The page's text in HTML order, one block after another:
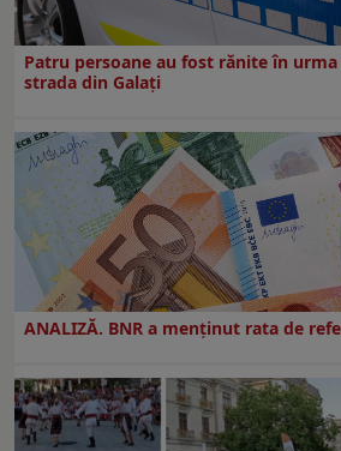
Patru persoane au fost rănite în
strada din Galați
ANALIZĂ. BNR a menținut rata de